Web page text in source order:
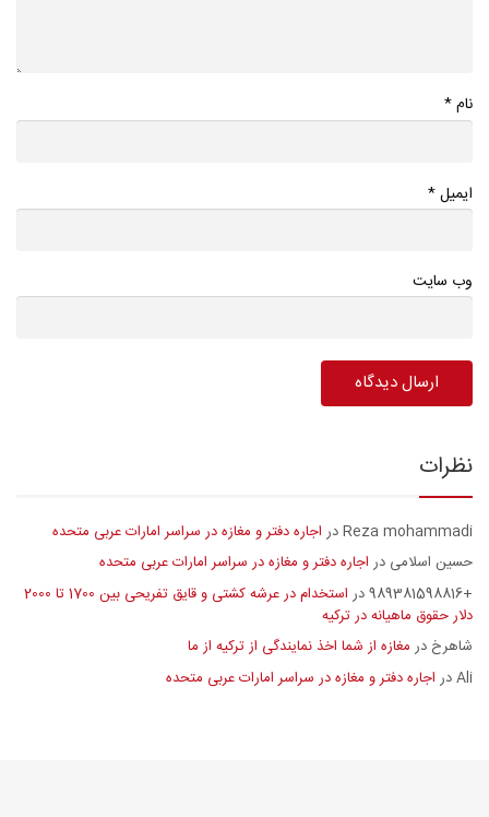
نام*
ایمیل*
وب سایت
نظرات
Reza mohammadiدر اجاره دفتر و مغازه در سراسر امارات عربی متحده
حسین اسلامی در اجاره دفتر و مغازه در سراسر امارات عربی متحده
+989381598816
در
استخدام در عرشه کشتی و قایق تفریحی بین 1700 تا 2000
دلار حقوق ماهیانه در ترکیه
شاهرخ در مغازه از شما اخذ نمایندگی از ترکیه از ما
Aliدر اجاره دفتر و مغازه در سراسر امارات عربی متحده